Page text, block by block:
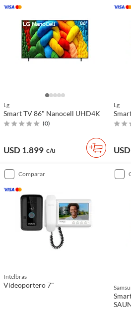
Lg
Smart TV 86" Nanocell UHD4K
(0)
USD 1.899 c/u
Lg
comparar
Intelbras
Videoportero 7"